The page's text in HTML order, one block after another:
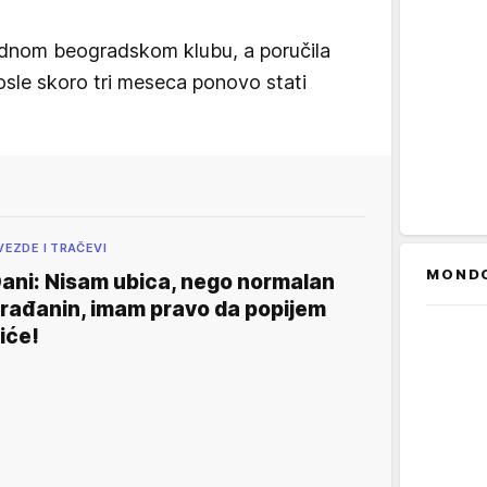
beogradskom klubu, a poručila
skoro tri meseca ponovo stati
I TRAČEVI
Nisam ubica, nego normalan
imam pravo da popijem